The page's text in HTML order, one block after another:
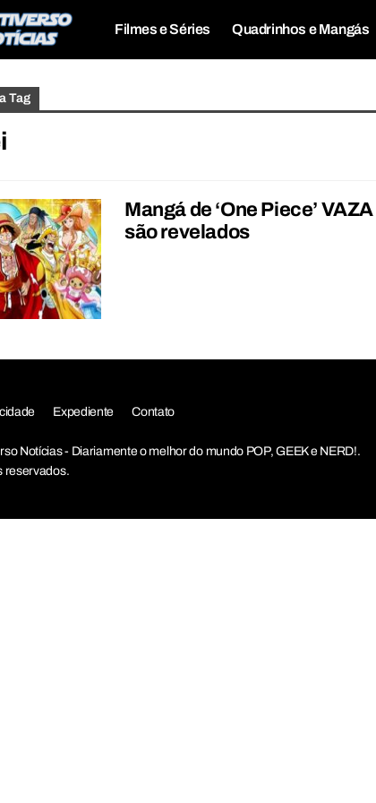
Filmes e Séries Quadrinhos e Mangás
Tag
Mangá de ‘One Piece’
são revelados
Expediente Contato
Notícias - Diariamente o melhor do mundo POP, GEEK e NERD!.
reservados.